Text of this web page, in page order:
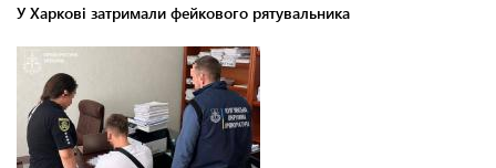
У Харкові затримали фейкового рятувальника